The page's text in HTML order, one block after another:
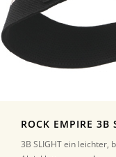
ROCK EMPIRE 3B
3B SLIGHT ein leichter,